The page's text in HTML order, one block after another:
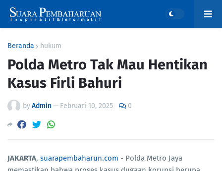
Beranda hukum
Polda Metro Tak Mau Hentikan
Kasus Firli Bahuri
byAdmin— Februari 10, 2025 0
JAKARTA, suarapembaharun.com - Polda Metro Jaya